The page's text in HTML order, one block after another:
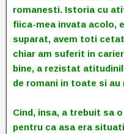
romanesti. Istoria cu
fiica-mea invata acolo,
suparat, avem toti
chiar am suferit in
bine, a rezistat
de romani in toate si
Cind, insa, a trebuit sa
pentru ca asa era